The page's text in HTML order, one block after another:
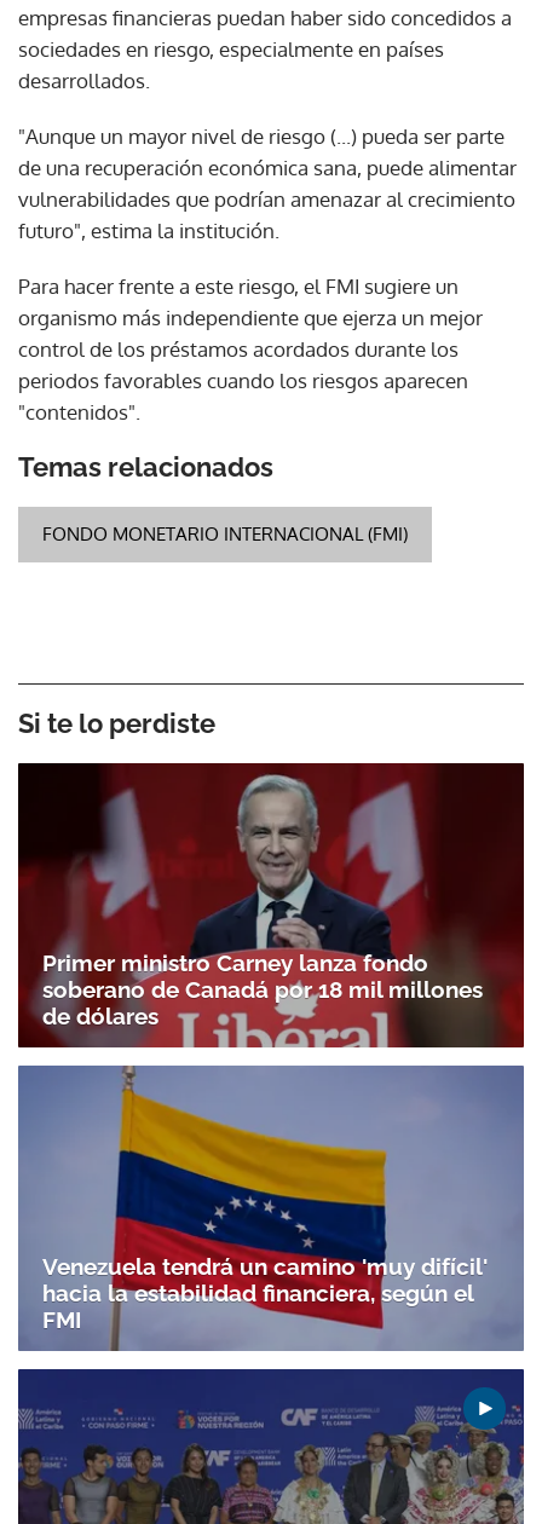
empresas financieras puedan haber sido concedidos a
sociedades en riesgo, especialmente en países
desarrollados.
"Aunque un mayor nivel de riesgo (...) pueda ser parte
de una recuperación económica sana, puede alimentar
vulnerabilidades que podrían amenazar al crecimiento
futuro", estima la institución.
Para hacer frente a este riesgo, el FMI sugiere un
organismo más independiente que ejerza un mejor
control de los préstamos acordados durante los
periodos favorables cuando los riesgos aparecen
"contenidos".
Temas relacionados
FONDO MONETARIO INTERNACIONAL (FMI)
Si te lo perdiste
Primer ministro Carney lanza fondo
soberano de Canadá por 18 mil millones
de dólares
Venezuela tendrá un camino 'muy difícil'
hacia la estabilidad financiera, según el
FMI